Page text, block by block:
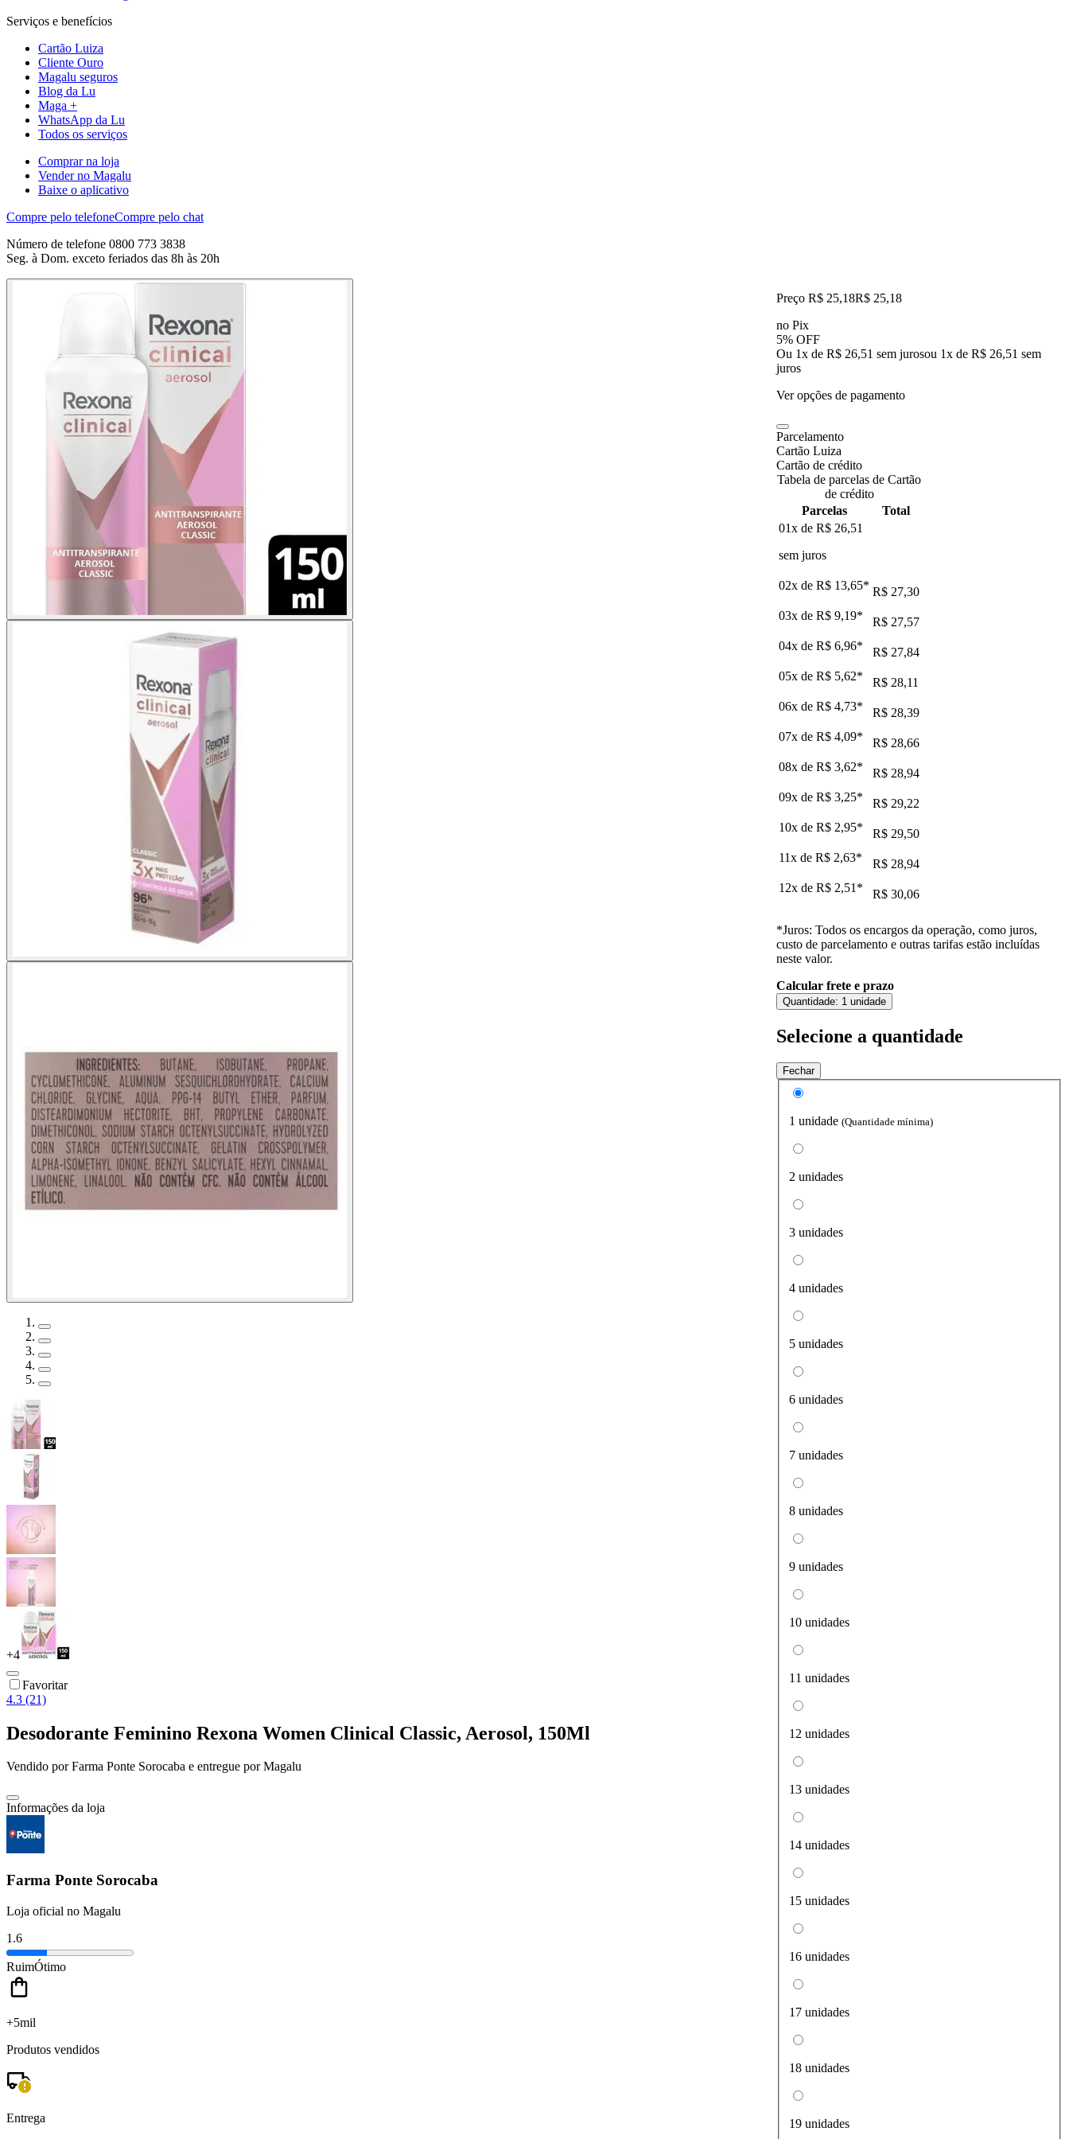
Serviços e benefícios
Cartão Luiza
Cliente Ouro
Magalu seguros
Blog da Lu
Maga +
WhatsApp da Lu
Todos os serviços
Comprar na loja
Vender no Magalu
Baixe o aplicativo
Compre pelo telefoneCompre pelo chat
Número de telefone 0800 773 3838
Seg. à Dom. exceto feriados das 8h às 20h
+4
Favoritar
4.3 (21)
Desodorante Feminino Rexona Women Clinical Classic, Aerosol, 150Ml
Vendido porFarma Ponte Sorocaba e entregue por Magalu
Informações da loja
Farma Ponte Sorocaba
Loja oficial no Magalu
1.6
RuimÓtimo
+5mil
Produtos vendidos
Entrega
Preço R$ 25,18R$ 25,18
no Pix
5% OFF
Ou 1x de R$ 26,51 sem jurosou 1x de R$ 26,51 sem
juros
Ver opções de pagamento
Parcelamento
Cartão Luiza
Cartão de crédito
Tabela de parcelas de Cartão
de crédito
Parcelas
Total
01x de R$ 26,51
sem juros
02x de R$ 13,65* R$ 27,30
03x de R$ 9,19*
R$ 27,57
04x de R$ 6,96*
R$ 27,84
05x de R$ 5,62*
R$ 28,11
06x de R$ 4,73*
R$ 28,39
07x de R$ 4,09*
R$ 28,66
08x de R$ 3,62*
R$ 28,94
09x de R$ 3,25*
R$ 29,22
10x de R$ 2,95*
R$ 29,50
11x de R$ 2,63*
R$ 28,94
12x de R$ 2,51 * R$ 30,06
*Juros: Todos os encargos da operação, como juros,
custo de parcelamento e outras tarifas estão incluídas
neste valor.
Calcular frete e prazo
Quantidade: 1 unidade
Selecione a quantidade
Fechar
1 unidade (Quantidade mínima)
2 unidades
3 unidades
4 unidades
5 unidades
6 unidades
7 unidades
8 unidades
9 unidades
10 unidades
11 unidades
12 unidades
13 unidades
14 unidades
15 unidades
16 unidades
17 unidades
18 unidades
19 unidades